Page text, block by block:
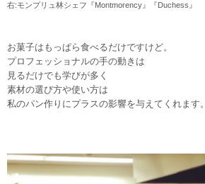
右:モンプリュ林シェフ『Montmorency』『Duchess』
お菓子はもっぱら食べるだけですけど。
プロフェッショナルの手の動きは
見るだけでも学びが多く
素材の選び方や使い方は
私のパン作りにプラスの影響を与えてくれます。